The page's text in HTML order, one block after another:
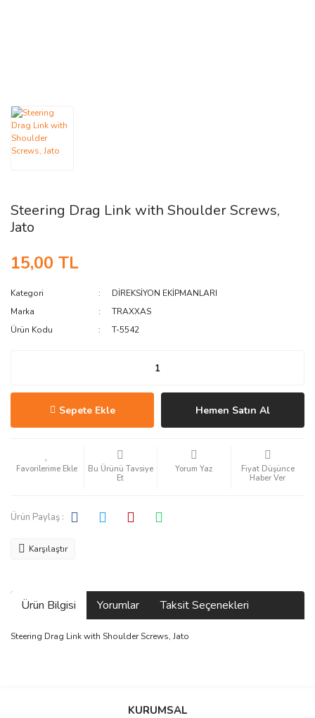
Steering Drag Link with Shoulder Screws,
Jato
15,00 TL
Kategori
DİREKSİYON EKİPMANLARI
Marka
TRAXXAS
Ürün Kodu
T-5542
Sepete Ekle Hemen Satın Al
Bu Ürünü Tavsiye
Et
Yorum Yaz
Fiyat Düşünce
Haber Ver
Ürün Paylaş :
Karşılaştır
Ürün Bilgisi Yorumlar Taksit Seçenekleri
Steering Drag Link with Shoulder Screws, Jato
Bu ürüne ilk yorumu siz yapın!
KURUMSAL
TEKNİK KİTAP ve KATALOGLAR